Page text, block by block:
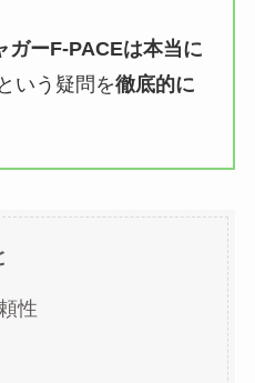
ガーF-PACEは本当に
という疑問を徹底的に
性